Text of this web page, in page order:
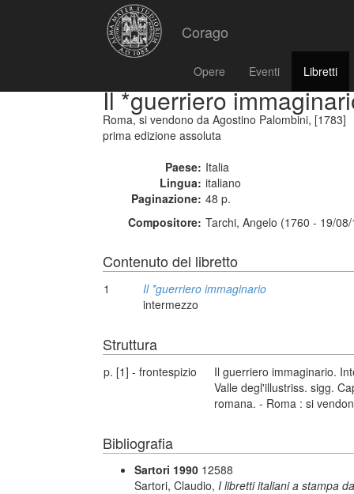
Corago
Opere Eventi Libretti
Il *guerriero
Roma, si vendono da Agostino Palombini, [1783]
prima edizione assoluta
Paese: Italia
Lingua: italiano
Paginazione: 48 p.
Compositore: Tarchi, Angelo (1760 - 19/
Contenuto del libretto
1
Il *guerriero immaginario
intermezzo
Struttura
p. [1] - frontespizio
Il guerriero immaginario.
Valle degl'illustriss. sigg.
romana. - Roma : si
Bibliografia
Sartori 1990 12588
Sartori, Claudio, I libretti italiani a stampa